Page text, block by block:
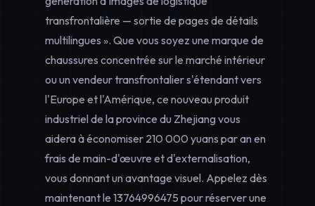
transfrontalière — sortie de pages de détails
multilingues ». Que vous soyez une marque de
chaussures concentrée sur le marché intérieur
ou un vendeur transfrontalier s'étendant vers
l'Europe et l'Amérique, ce nouveau produit
industriel de la province du Zhejiang vous
aidera à économiser 210 000 yuans par an en
frais de main-d'œuvre et d'externalisation,
vous donnant un avantage visuel. Appelez dès
maintenant le 13764996475 pour réserver une